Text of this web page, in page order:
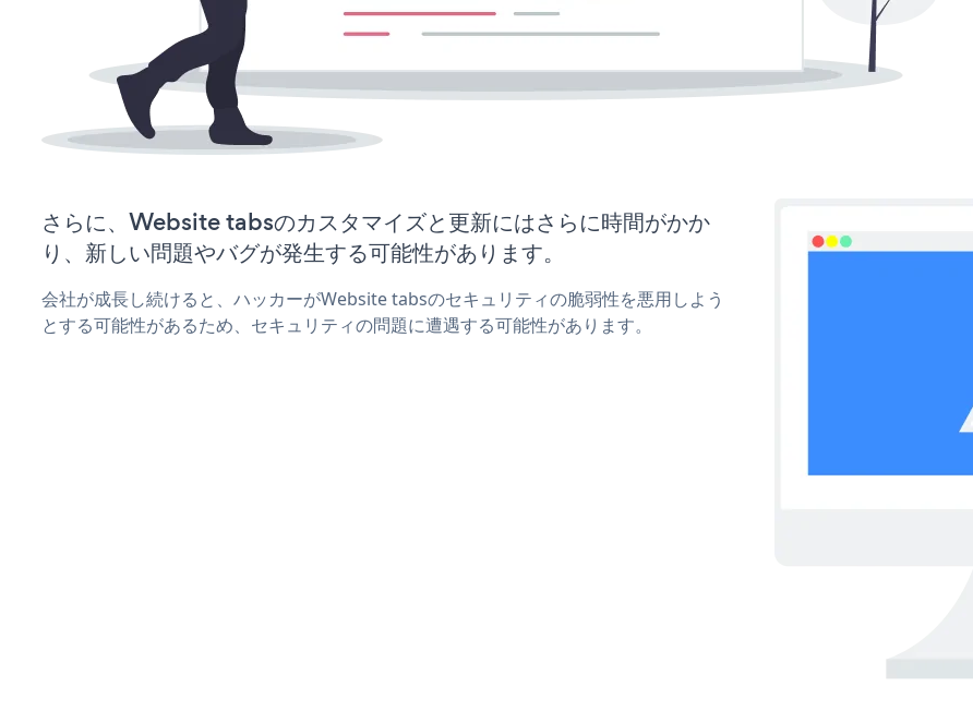
さらに、Website tabsのカスタマイズと更新にはさらに時間がかか
り、新しい問題やバグが発生する可能性があります。
会社が成長し続けると、ハッカーがWebsite tabsのセキュリティの脆弱性を悪用しよう
とする可能性があるため、セキュリティの問題に遭遇する可能性があります。